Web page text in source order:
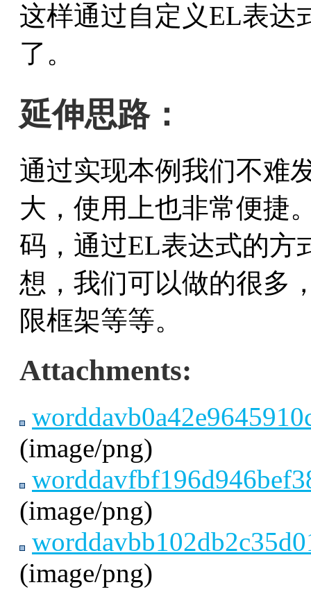
这样通过自定义EL表达
了。
延伸思路：
通过实现本例我们不难
大，使用上也非常便捷
码，通过EL表达式的方
想，我们可以做的很多
限框架等等。
Attachments:
(image/png)
(image/png)
(image/png)